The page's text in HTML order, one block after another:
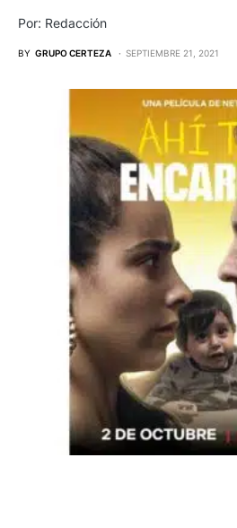
Por: Redacción
BY GRUPO CERTEZA SEPTIEMBRE 21, 2021